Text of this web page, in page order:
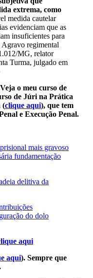
extrema, como
medida cautelar
evidenciam que as
insuficientes para
regimental
MG, relator
Turma, julgado em
o meu curso de
de Júri na Prática
(clique aqui), que tem
e Execução Penal.
mais gravoso
fundamentação
delitiva da
do dolo
aqui
aqui). Sempre que